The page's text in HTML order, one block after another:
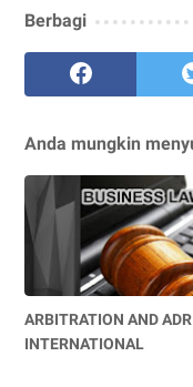
Berbagi
Anda mungkin
ARBITRATION AND ADR
INTERNATIONAL